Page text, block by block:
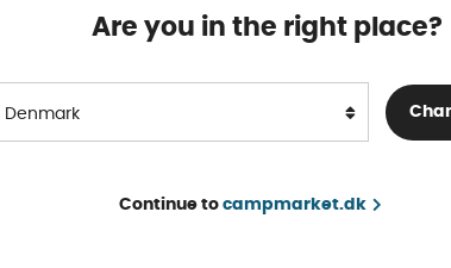
FMT Lille hjælper
Are you in the right place?
Denmark
Continue to campmarket.dk